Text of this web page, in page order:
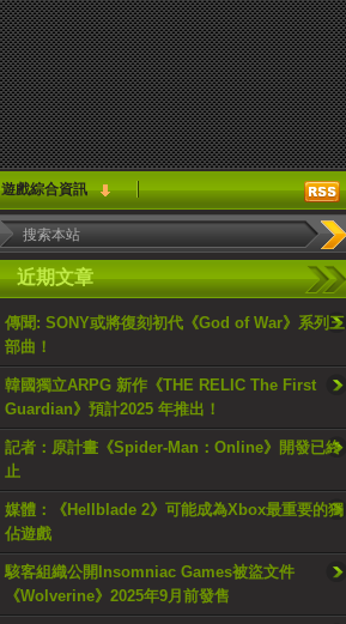
遊戲綜合資訊
近期文章
傳聞: SONY或將復刻初代《God of War》系列三
部曲！
韓國獨立ARPG 新作《THE RELIC The First
Guardian》預計2025 年推出！
記者：原計畫《Spider-Man：Online》開發已終
止
媒體：《Hellblade 2》可能成為Xbox最重要的獨
佔遊戲
駭客組織公開Insomniac Games被盜文件
《Wolverine》2025年9月前發售